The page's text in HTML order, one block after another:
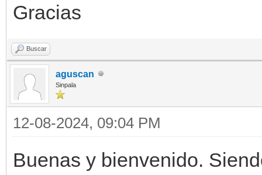
Gracias
Buscar
aguscan
Sinpala
12-08-2024, 09:04 PM
Buenas y bienvenido.